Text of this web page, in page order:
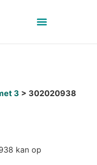
3
302020938
kan op